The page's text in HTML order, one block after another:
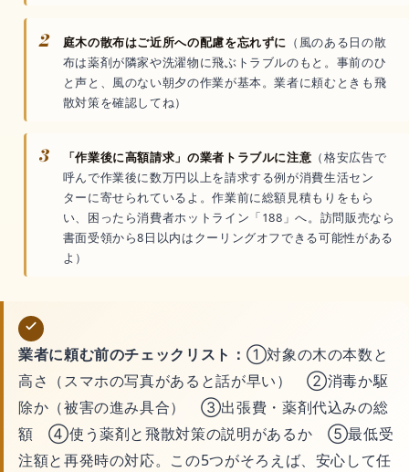
2 庭木の散布はご近所への配慮を忘れずに （風のある日の散
布は薬剤が隣家や洗濯物に飛ぶトラブルのもと。事前のひ
と声と、風のない朝夕の作業が基本。業者に頼むときも飛
散対策を確認してね）
3 「作業後に高額請求」の業者トラブルに注意 （格安広告で
呼んで作業後に数万円以上を請求する例が消費生活セン
ターに寄せられているよ。作業前に総額見積もりをもら
い、困ったら消費者ホットライン「188」へ。訪問販売なら
書面受領から8日以内はクーリングオフできる可能性がある
よ）
業者に頼む前のチェックリスト： ①対象の木の本数と
高さ（スマホの写真があると話が早い） ②消毒か駆
除か（被害の進み具合） ③出張費・薬剤代込みの総
額 ④使う薬剤と飛散対策の説明があるか ⑤最低受
注額と再発時の対応。この5つがそろえば、安心して任